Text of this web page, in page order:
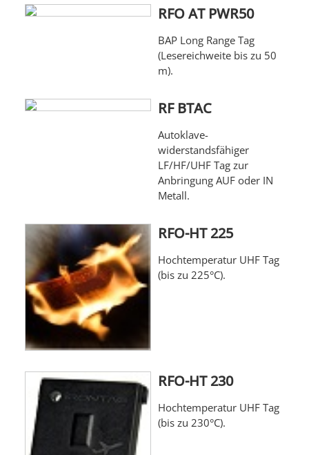
RFO AT PWR50
BAP Long Range Tag
(Lesereichweite bis zu 50
m).
RF BTAC
Autoklave-
widerstandsfähiger
LF/HF/UHF Tag zur
Anbringung AUF oder IN
Metall.
RFO-HT 225
Hochtemperatur UHF Tag
(bis zu 225°C).
RFO-HT 230
Hochtemperatur UHF Tag
(bis zu 230°C).